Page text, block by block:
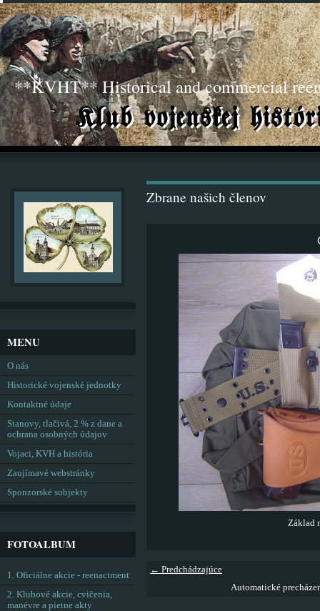
**KVHT** Historical and commercial
Zbrane našich členov
Základ
← Predchádzajúce
Automatické
MENU
O nás
Historické vojenské jednotky
Kontaktné údaje
Stanovy, tlačivá, 2 % z dane a
ochrana osobných údajov
Vojaci, KVH a história
Zaujímavé webstránky
Sponzorské subjekty
FOTOALBUM
1. Oficiálne akcie - reenactment
2. Klubové akcie, cvičenia,
manévre a pietne akty